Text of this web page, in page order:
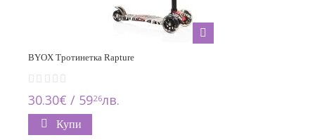
BYOX Тротинетка Rapture
30.30€ / 5926лв.
Купи